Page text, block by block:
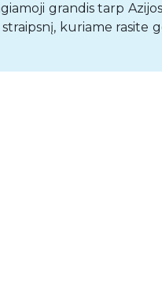
grandis tarp
kuriame rasite